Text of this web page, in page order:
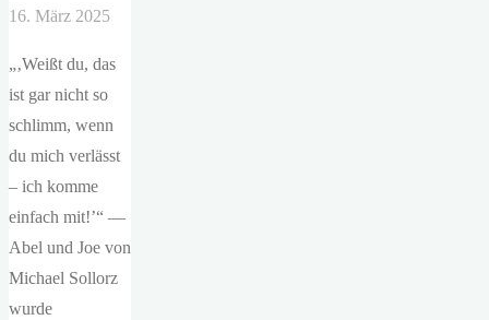
16. März 2025
„‚Weißt du, das
ist gar nicht so
schlimm, wenn
du mich verlässt
– ich komme
einfach mit!’“ —
Abel und Joe von
Michael Sollorz
wurde